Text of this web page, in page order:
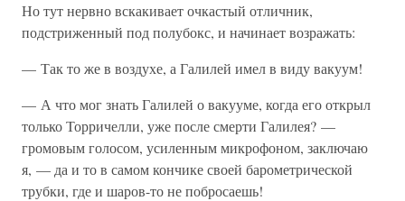
Но тут нервно вскакивает очкастый отличник,
подстриженный под полубокс, и начинает возражать:
— Так то же в воздухе, а Галилей имел в виду вакуум!
— А что мог знать Галилей о вакууме, когда его открыл
только Торричелли, уже после смерти Галилея? —
громовым голосом, усиленным микрофоном, заключаю
я, — да и то в самом кончике своей барометрической
трубки, где и шаров-то не побросаешь!